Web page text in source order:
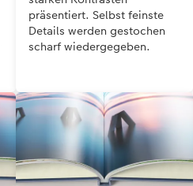
präsentiert. Selbst feinste
Details werden gestochen
scharf wiedergegeben.